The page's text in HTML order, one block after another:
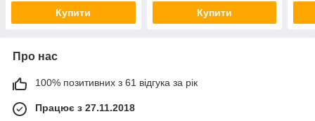
Купити Купити
Про нас
100% позитивних з 61 відгука за рік
Працює з 27.11.2018